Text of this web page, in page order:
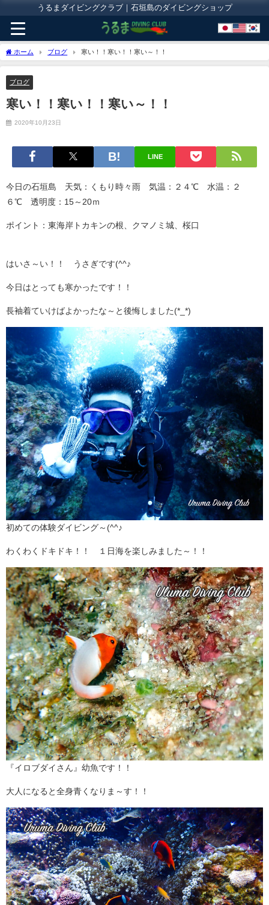
うるまダイビングクラブ｜石垣島のダイビングショップ
ホーム ブログ 寒い！！寒い！！寒い～！！
ブログ
寒い！！寒い！！寒い～！！
2020年10月23日
LINE
今日の石垣島 天気：くもり時々雨 気温：２４℃ 水温：２
６℃ 透明度：15～20ｍ
ポイント：東海岸トカキンの根、クマノミ城、桜口
はいさ～い！！ うさぎです(^^♪
今日はとっても寒かったです！！
長袖着ていけばよかったな～と後悔しました(*_*)
初めての体験ダイビング～(^^♪
わくわくドキドキ！！ １日海を楽しみました～！！
『イロブダイさん』幼魚です！！
大人になると全身青くなりま～す！！